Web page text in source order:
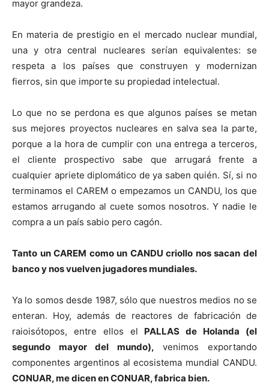
mayor grandeza.
En materia de prestigio en el mercado nuclear mundial,
una y otra central nucleares serían equivalentes: se
respeta a los países que construyen y modernizan
fierros, sin que importe su propiedad intelectual.
Lo que no se perdona es que algunos países se metan
sus mejores proyectos nucleares en salva sea la parte,
porque a la hora de cumplir con una entrega a terceros,
el cliente prospectivo sabe que arrugará frente a
cualquier apriete diplomático de ya saben quién. Sí, si no
terminamos el CAREM o empezamos un CANDU, los que
estamos arrugando al cuete somos nosotros. Y nadie le
compra a un país sabio pero cagón.
Tanto un CAREM como un CANDU criollo nos sacan del
banco y nos vuelven jugadores mundiales.
Ya lo somos desde 1987, sólo que nuestros medios no se
enteran. Hoy, además de reactores de fabricación de
raioisótopos, entre ellos el PALLAS de Holanda (el
segundo mayor del mundo), venimos exportando
componentes argentinos al ecosistema mundial CANDU.
CONUAR, me dicen en CONUAR, fabrica bien.